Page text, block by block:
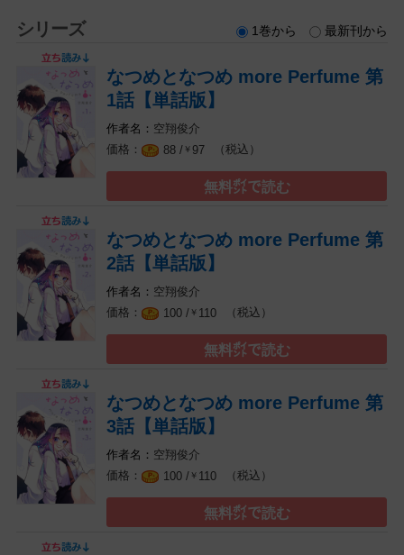
シリーズ 1巻から 最新刊から
なつめとなつめ more Perfume 第
1話【単話版】
空翔俊介
88 /￥ 97 （税込）
無料㌽で読む
なつめとなつめ more Perfume 第
2話【単話版】
空翔俊介
100 /￥ 110 （税込）
無料㌽で読む
なつめとなつめ more Perfume 第
3話【単話版】
空翔俊介
100 /￥ 110 （税込）
無料㌽で読む